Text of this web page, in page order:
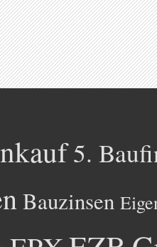
5.
Bauzinsen